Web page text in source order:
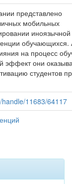
представлено
мобильных
иноязычной
обучающихся.
на процесс
эффект они
студентов
11683/64117